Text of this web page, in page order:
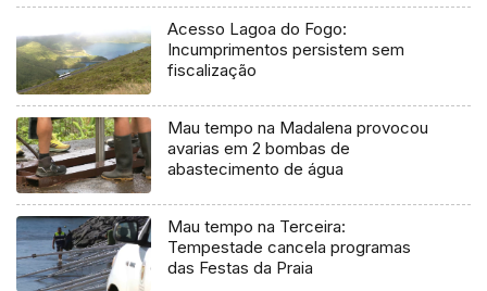
Acesso Lagoa do Fogo:
Incumprimentos persistem sem
fiscalização
Mau tempo na Madalena provocou
avarias em 2 bombas de
abastecimento de água
Mau tempo na Terceira:
Tempestade cancela programas
das Festas da Praia